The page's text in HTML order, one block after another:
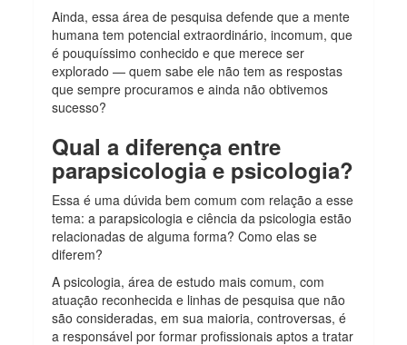
Ainda, essa área de pesquisa defende que a mente
humana tem potencial extraordinário, incomum, que
é pouquíssimo conhecido e que merece ser
explorado — quem sabe ele não tem as respostas
que sempre procuramos e ainda não obtivemos
sucesso?
Qual a diferença entre
parapsicologia e psicologia?
Essa é uma dúvida bem comum com relação a esse
tema: a parapsicologia e ciência da psicologia estão
relacionadas de alguma forma? Como elas se
diferem?
A psicologia, área de estudo mais comum, com
atuação reconhecida e linhas de pesquisa que não
são consideradas, em sua maioria, controversas, é
a responsável por formar profissionais aptos a tratar